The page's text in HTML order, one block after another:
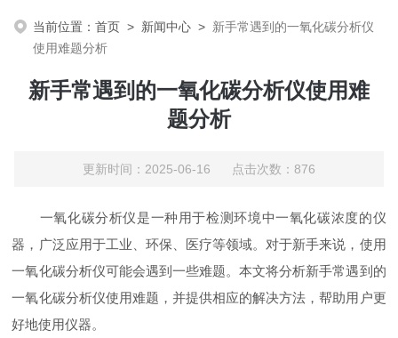
当前位置：首页 > 新闻中心 > 新手常遇到的一氧化碳分析仪
使用难题分析
新手常遇到的一氧化碳分析仪使用难
题分析
更新时间：2025-06-16 点击次数：876
一氧化碳分析仪是一种用于检测环境中一氧化碳浓度的仪
器，广泛应用于工业、环保、医疗等领域。对于新手来说，使用
一氧化碳分析仪可能会遇到一些难题。本文将分析新手常遇到的
一氧化碳分析仪使用难题，并提供相应的解决方法，帮助用户更
好地使用仪器。